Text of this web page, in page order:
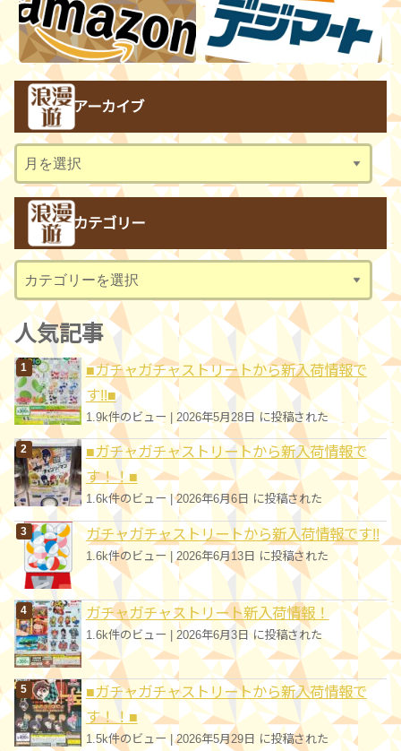
アーカイブ
ア
ー
イ
ブ
カテゴリー
テ
ゴ
リ
ー
人気記事
■ガチャガチャストリートから新入荷情報で
す!!■
1.9k件のビュー 2026年5月28日 に投稿された
■ガチャガチャストリートから新入荷情報で
す！！■
1.6k件のビュー|2026年6月6日 に投稿された
ガチャガチャストリートから新入荷情報です!!
1.6k件のビュー | 2026年6月13日 に投稿された
ガチャガチャストリート新入荷情報！
1.6k件のビュー 2026年6月3日 に投稿された
■ガチャガチャストリートから新入荷情報で
す！！■
1.5k件のビュー|2026年5月29日 に投稿された